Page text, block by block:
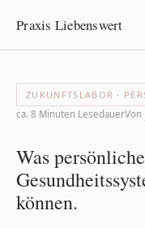
Praxis Liebenswert
ZUKUNFTSLABOR ·
ca. 8 Minuten LesedauerVon
Was
können.